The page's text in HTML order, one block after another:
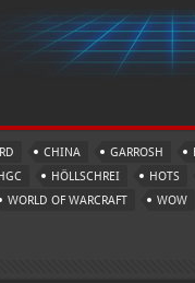
CHINA GARROSH
HGC HÖLLSCHREI HOTS
WORLD OF WARCRAFT WOW